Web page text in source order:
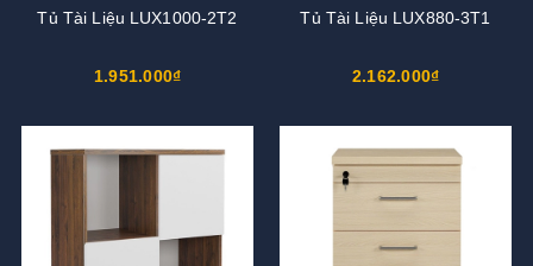
Tủ Tài Liệu LUX1000-2T2
1.951.000₫
Tủ Tài Liệu LUX880-3T1
2.162.000₫